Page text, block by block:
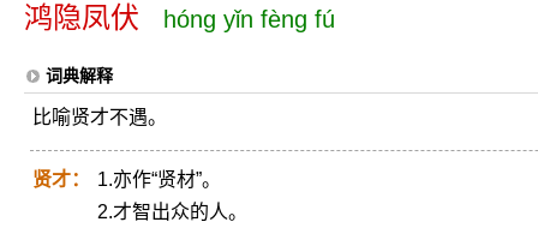
鸿隐凤伏 hóng yǐn fèng fú
词典解释
比喻贤才不遇。
贤才：
1.亦作“贤材”。
2.才智出众的人。